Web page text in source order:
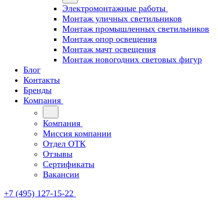
Электромонтажные работы
Монтаж уличных светильников
Монтаж промышленных светильников
Монтаж опор освещения
Монтаж мачт освещения
Монтаж новогодних световых фигур
Блог
Контакты
Бренды
Компания
Компания
Миссия компании
Отдел ОТК
Отзывы
Сертификаты
Вакансии
+7 (495) 127-15-22